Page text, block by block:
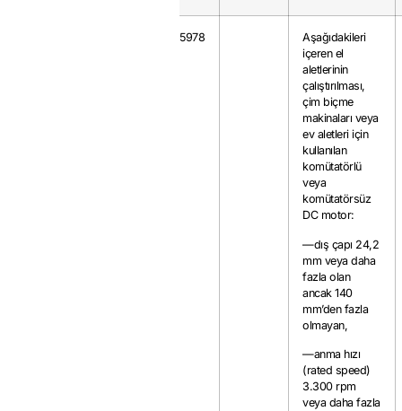
0.5978
Aşağıdakileri
içeren el
aletlerinin
çalıştırılması,
çim biçme
makinaları veya
ev aletleri için
kullanılan
komütatörlü
veya
komütatörsüz
DC motor:
—dış çapı 24,2
mm veya daha
fazla olan
ancak 140
mm’den fazla
olmayan,
—anma hızı
(rated speed)
3.300 rpm
veya daha fazla